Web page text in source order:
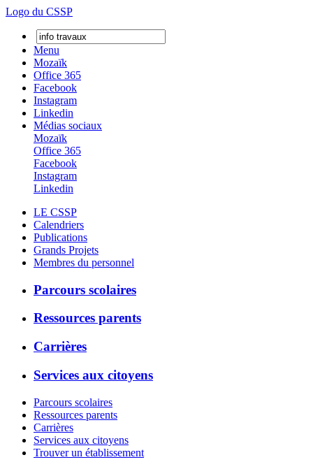
Logo du CSSP
Menu
Mozaïk
Office 365
Facebook
Instagram
Linkedin
Médias sociaux
Mozaïk
Office 365
Facebook
Instagram
Linkedin
LE CSSP
Calendriers
Publications
Grands Projets
Membres du personnel
Parcours scolaires
Ressources parents
Carrières
Services aux citoyens
Parcours scolaires
Ressources parents
Carrières
Services aux citoyens
Trouver un établissement